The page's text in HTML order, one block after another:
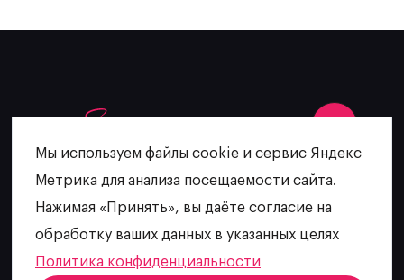
escatering@mail.ru
Мы используем файлы cookie и сервис Яндекс
Метрика для анализа посещаемости сайта.
Нажимая «Принять», вы даёте согласие на
обработку ваших данных в указанных целях
Политика конфиденциальности